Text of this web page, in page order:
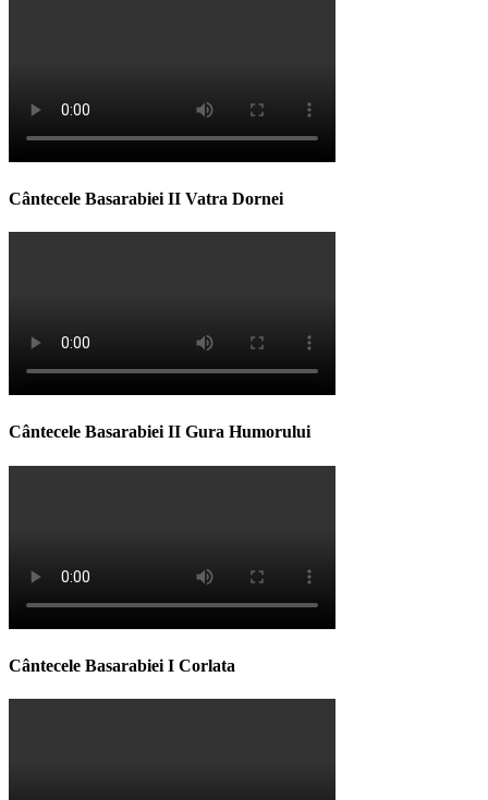
Cântecele Basarabiei II Vatra Dornei
Cântecele Basarabiei II Gura Humorului
Cântecele Basarabiei I Corlata